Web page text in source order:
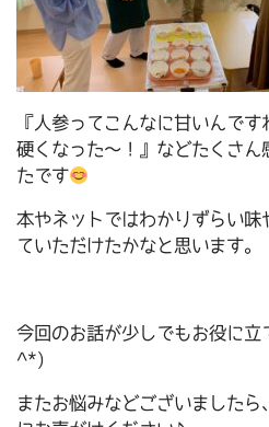
『人参ってこんなに甘いんで
硬くなった～！』などたくさん
たです
本やネットではわかりずらい味
ていただけたかなと思います。
今回のお話が少しでもお役に
^*)
またお悩みなどございました